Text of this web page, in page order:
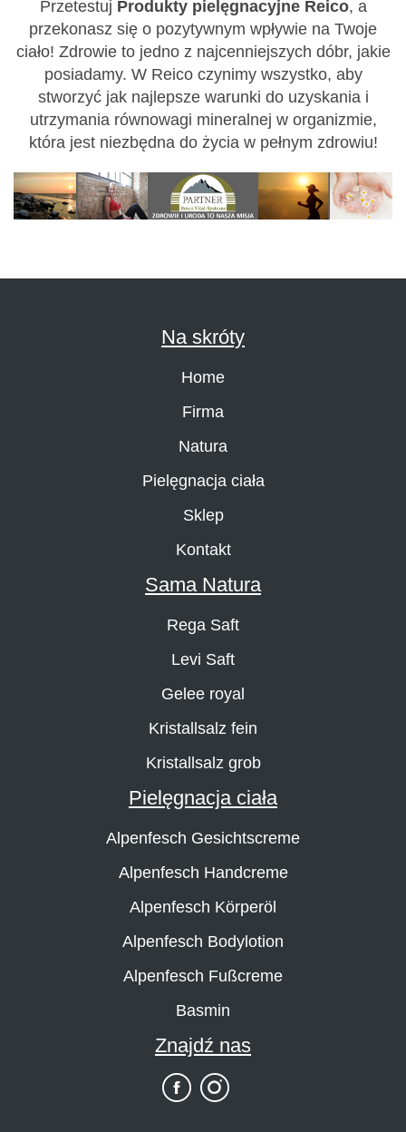
Przetestuj Produkty pielęgnacyjne Reico, a
przekonasz się o pozytywnym wpływie na Twoje
ciało! Zdrowie to jedno z najcenniejszych dóbr, jakie
posiadamy. W Reico czynimy wszystko, aby
stworzyć jak najlepsze warunki do uzyskania i
utrzymania równowagi mineralnej w organizmie,
która jest niezbędna do życia w pełnym zdrowiu!
Na skróty
Home
Firma
Natura
Pielęgnacja ciała
Sklep
Kontakt
Sama Natura
Rega Saft
Levi Saft
Gelee royal
Kristallsalz fein
Kristallsalz grob
Pielęgnacja ciała
Alpenfesch Gesichtscreme
Alpenfesch Handcreme
Alpenfesch Körperöl
Alpenfesch Bodylotion
Alpenfesch Fußcreme
Basmin
Znajdź nas